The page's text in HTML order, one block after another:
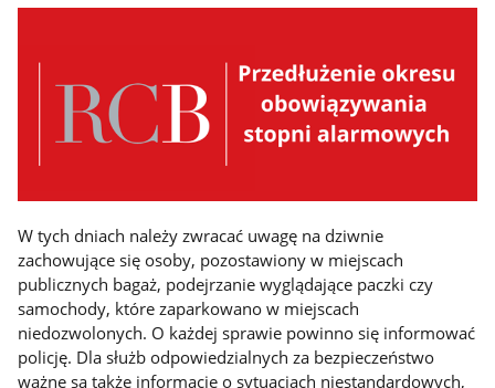
W tych dniach należy zwracać uwagę na dziwnie
zachowujące się osoby, pozostawiony w miejscach
publicznych bagaż, podejrzanie wyglądające paczki czy
samochody, które zaparkowano w miejscach
niedozwolonych. O każdej sprawie powinno się informować
policję. Dla służb odpowiedzialnych za bezpieczeństwo
ważne są także informacje o sytuacjach niestandardowych,